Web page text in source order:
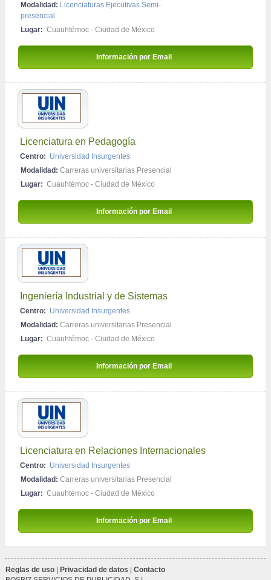
Modalidad: Licenciaturas Ejecutivas Semi-
presencial
Lugar: Cuauhtémoc - Ciudad de México
Información por Email
Licenciatura en Pedagogía
Centro: Universidad Insurgentes
Modalidad: Carreras universitarias Presencial
Lugar: Cuauhtémoc - Ciudad de México
Información por Email
Ingeniería Industrial y de Sistemas
Centro: Universidad Insurgentes
Modalidad: Carreras universitarias Presencial
Lugar: Cuauhtémoc - Ciudad de México
Información por Email
Licenciatura en Relaciones Internacionales
Centro: Universidad Insurgentes
Modalidad: Carreras universitarias Presencial
Lugar: Cuauhtémoc - Ciudad de México
Información por Email
Reglas de uso| Privacidad de datos
Contacto